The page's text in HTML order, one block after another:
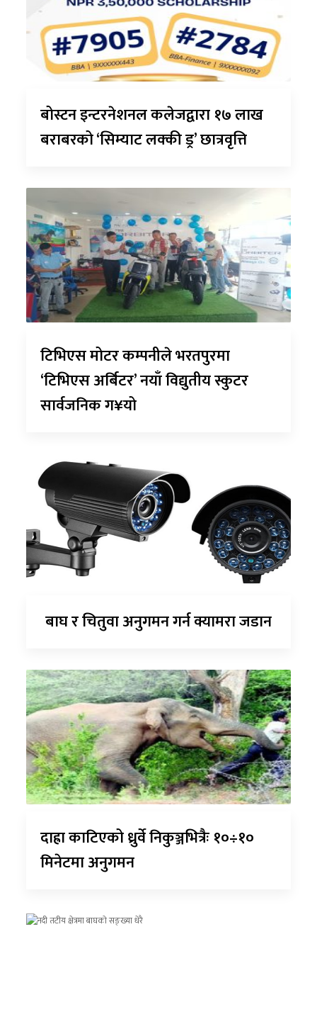
बोस्टन इन्टरनेशनल कलेजद्वारा १७ लाख
बराबरको ‘सिम्याट लक्की ड्र’ छात्रवृत्ति
टिभिएस मोटर कम्पनीले भरतपुरमा
‘टिभिएस अर्बिटर’ नयाँ विद्युतीय स्कुटर
सार्वजनिक ग¥यो
बाघ र चितुवा अनुगमन गर्न क्यामरा जडान
दाह्रा काटिएको ध्रुर्वे निकुञ्जभित्रैः १०÷१०
मिनेटमा अनुगमन